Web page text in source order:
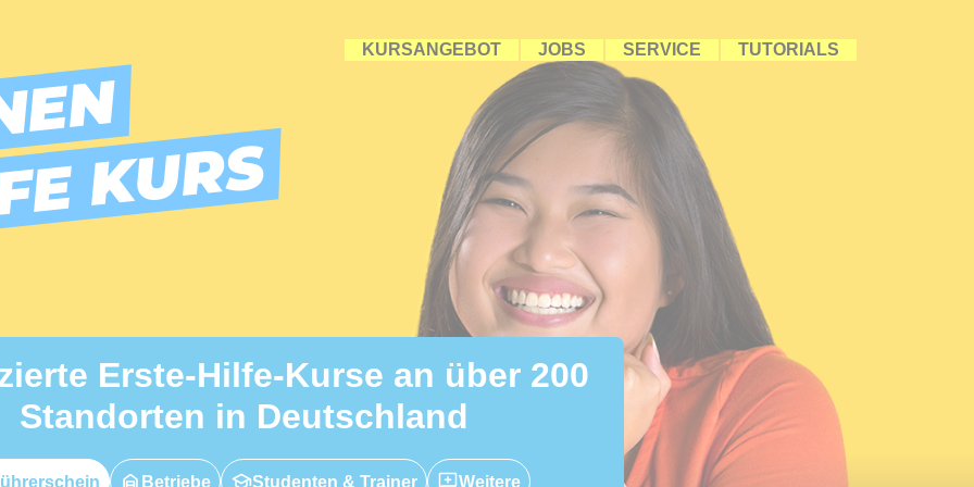
KURSANGEBOT JOBS SERVICE TUTORIALS
KURS
Erste-Hilfe-Kurse an über 200
Standorten in Deutschland
Betriebe Studenten & Trainer Weitere